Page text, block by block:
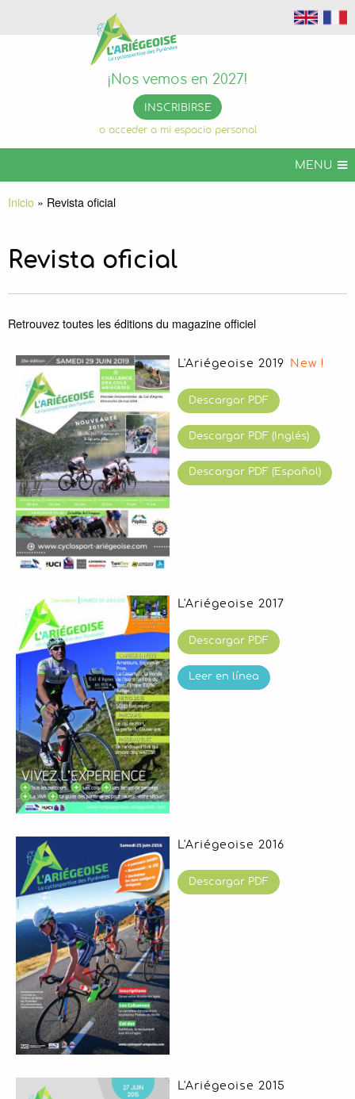
¡Nos vemos en 2027!
INSCRIBIRSE
o acceder a mi espacio personal
MENU
ARIÉGEOISE CYCLOSPORTIVO
ARIEGEOISE EVENTOS
NOTICIAS
Socios
Vídeos
Inicio» Revista oficial
Revista oficial
Retrouvez toutes les éditions du magazine officiel
L'Ariégeoise 2019 New !
Descargar PDF
Descargar PDF (Inglés)
Descargar PDF (Español)
L'Ariégeoise 2017
Descargar PDF
Leer en línea
L'Ariégeoise 2016
Descargar PDF
L'Ariégeoise 2015